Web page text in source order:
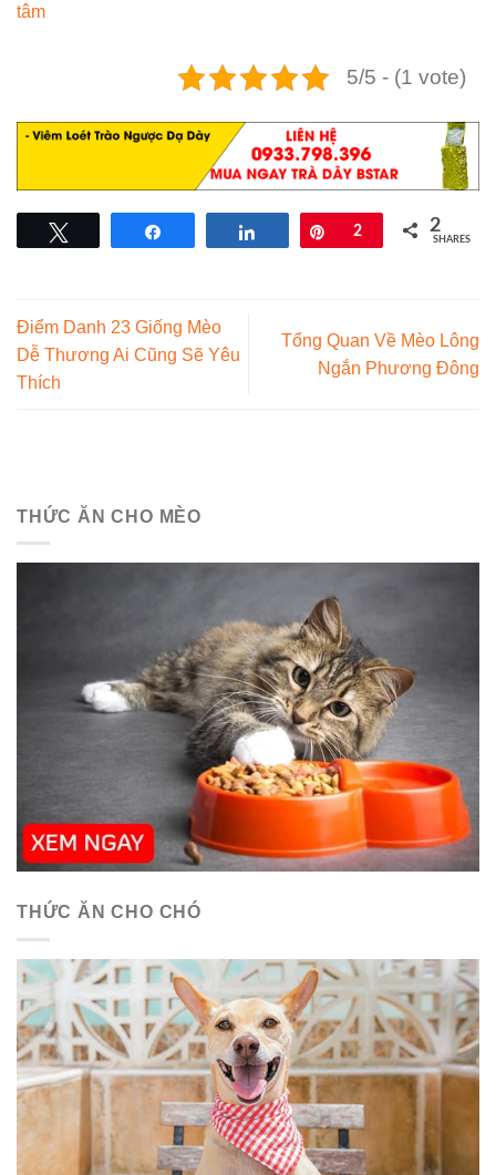
tâm
5/5 - (1 vote)
Pin
2 2
SHARES
Điểm Danh 23 Giống Mèo
Dễ Thương Ai Cũng Sẽ Yêu
Thích
Tổng Quan Về Mèo Lông
Ngắn Phương Đông
THỨC ĂN CHO MÈO
THỨC ĂN CHO CHÓ